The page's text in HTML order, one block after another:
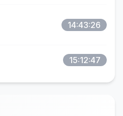
14:43:26
15:12:47